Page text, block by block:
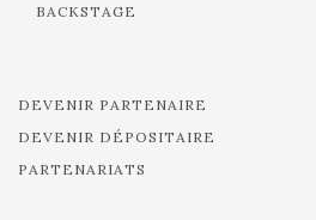
BACKSTAGE
DEVENIR PARTENAIRE
DEVENIR DÉPOSITAIRE
PARTENARIATS